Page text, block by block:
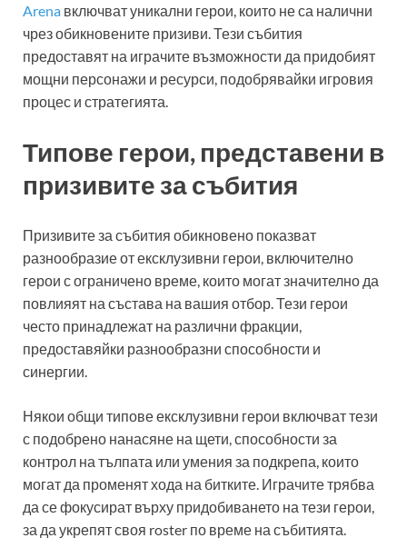
Arena включват уникални герои, които не са налични
чрез обикновените призиви. Тези събития
предоставят на играчите възможности да придобият
мощни персонажи и ресурси, подобрявайки игровия
процес и стратегията.
Типове герои, представени в
призивите за събития
Призивите за събития обикновено показват
разнообразие от ексклузивни герои, включително
герои с ограничено време, които могат значително да
повлияят на състава на вашия отбор. Тези герои
често принадлежат на различни фракции,
предоставяйки разнообразни способности и
синергии.
Някои общи типове ексклузивни герои включват тези
с подобрено нанасяне на щети, способности за
контрол на тълпата или умения за подкрепа, които
могат да променят хода на битките. Играчите трябва
да се фокусират върху придобиването на тези герои,
за да укрепят своя roster по време на събитията.